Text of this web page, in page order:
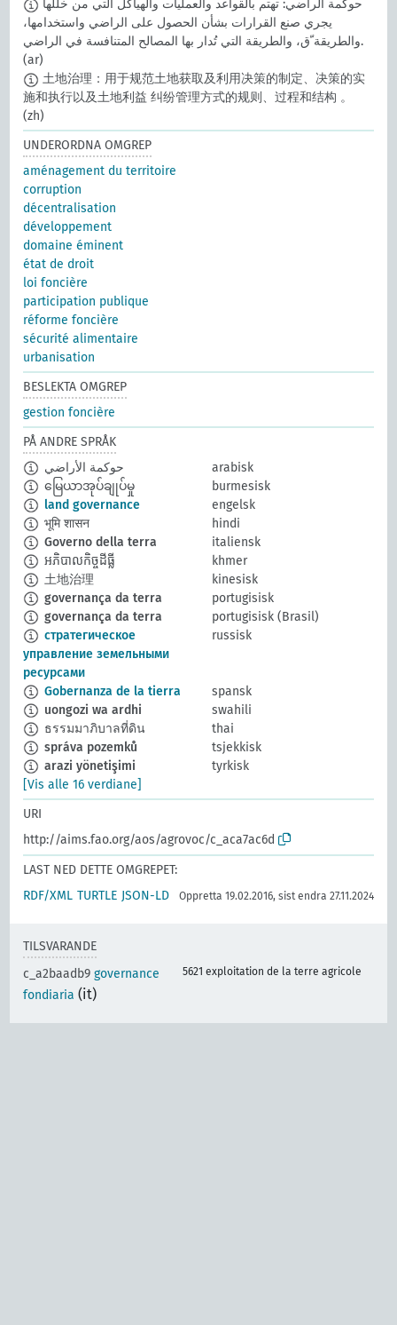
يجري صنع القرارات بشأن الحصول على الراضي واستخدامها،
والطريقة ّق، والطريقة التي تُدار بها المصالح المتنافسة في الراضي.
(ar)
土地治理：用于规范土地获取及利用决策的制定、决策的实
施和执行以及土地利益 纠纷管理方式的规则、过程和结构 。
(zh)
UNDERORDNA OMGREP
aménagement du territoire
corruption
décentralisation
développement
domaine éminent
état de droit
loi foncière
participation publique
réforme foncière
sécurité alimentaire
urbanisation
BESLEKTA OMGREP
gestion foncière
PÅ ANDRE SPRÅK
حوكمة الأراضي
arabisk
မြေယာအုပ်ချုပ်မှု
burmesisk
land governance
engelsk
भूमि शासन
hindi
Governo della terra
italiensk
អភិបាលកិច្ចដីធ្លី
khmer
土地治理
kinesisk
governança da terra
portugisisk
governança da terra
portugisisk (Brasil)
стратегическое
управление земельными
ресурсами
russisk
Gobernanza de la tierra
spansk
uongozi wa ardhi
swahili
ธรรมมาภิบาลที่ดิน
thai
správa pozemků
tsjekkisk
arazi yönetişimi
tyrkisk
[Vis alle 16 verdiane]
URI
http://aims.fao.org/aos/agrovoc/c_aca7ac6d
LAST NED DETTE OMGREPET:
RDF/XML TURTLE JSON-LD Oppretta 19.02.2016, sist endra 27.11.2024
TILSVARANDE
c_a2baadb9governance
fondiaria (it)
5621 exploitation de la terre agricole